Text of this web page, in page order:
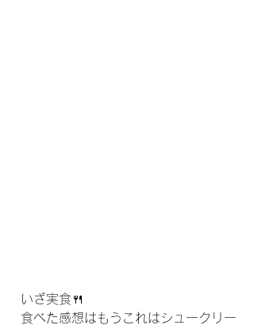
いざ実食🍴
食べた感想はもうこれはシュークリー